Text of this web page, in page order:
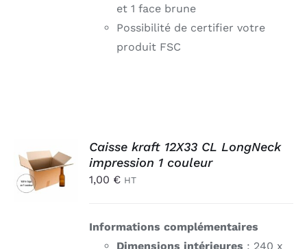
et 1 face brune
Possibilité de certifier votre
produit FSC
AU
PANIER
/
Caisse kraft 12X33 CL LongNeck
impression 1 couleur
1,00 € HT
Informations complémentaires
Dimensions intérieures : 240 x